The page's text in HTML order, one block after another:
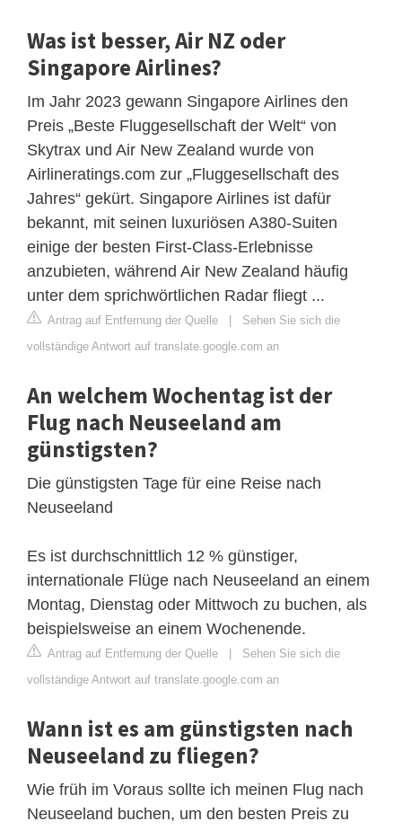
Was ist besser, Air NZ oder
Singapore Airlines?
Im Jahr 2023 gewann Singapore Airlines den
Preis „Beste Fluggesellschaft der Welt“ von
Skytrax und Air New Zealand wurde von
Airlineratings.com zur „Fluggesellschaft des
Jahres“ gekürt. Singapore Airlines ist dafür
bekannt, mit seinen luxuriösen A380-Suiten
einige der besten First-Class-Erlebnisse
anzubieten, während Air New Zealand häufig
unter dem sprichwörtlichen Radar fliegt ...
Antrag auf Entfernung der Quelle | Sehen Sie sich die
vollständige Antwort auf translate.google.com an
An welchem ​​Wochentag ist der
Flug nach Neuseeland am
günstigsten?
Die günstigsten Tage für eine Reise nach
Neuseeland
Es ist durchschnittlich 12 % günstiger,
internationale Flüge nach Neuseeland an einem
Montag, Dienstag oder Mittwoch zu buchen, als
beispielsweise an einem Wochenende.
Antrag auf Entfernung der Quelle | Sehen Sie sich die
vollständige Antwort auf translate.google.com an
Wann ist es am günstigsten nach
Neuseeland zu fliegen?
Wie früh im Voraus sollte ich meinen Flug nach
Neuseeland buchen, um den besten Preis zu